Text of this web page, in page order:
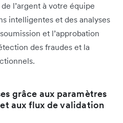
l’argent à votre équipe
intelligentes et des analyses
et l’approbation
des fraudes et la
grâce aux paramètres
aux flux de validation